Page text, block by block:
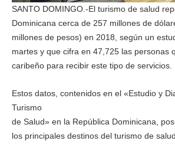
SANTO DOMINGO.-El turismo de salud
Dominicana cerca de 257 millones de
millones de pesos) en 2018, según un
martes y que cifra en 47,725 las personas
caribeño para recibir este tipo de servicios.
Estos datos, contenidos en el «Estudio y
Turismo
de Salud» en la República Dominicana,
los principales destinos del turismo de